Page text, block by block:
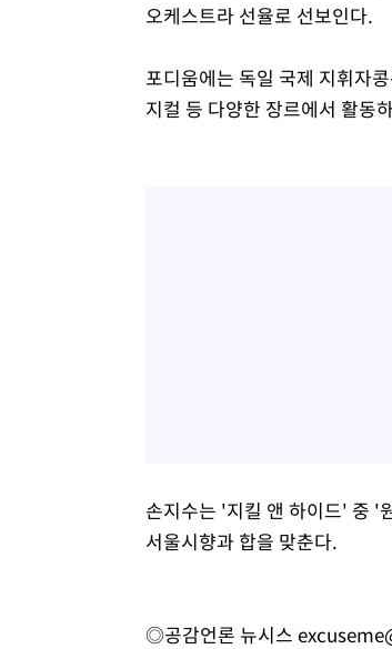
오케스트라 선율로 선보인다.
포디움에는 독일 국제 지휘자
지컬 등 다양한 장르에서 활동
손지수는 '지킬 앤 하이드' 중 '
서울시향과 합을 맞춘다.
◎공감언론 뉴시스